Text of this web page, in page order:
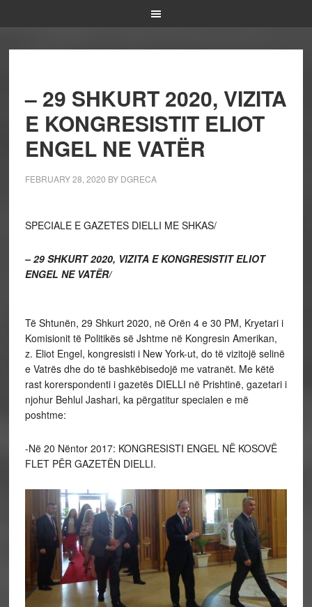
– 29 SHKURT 2020, VIZITA
E KONGRESISTIT ELIOT
ENGEL NE VATËR
FEBRUARY 28, 2020 BY DGRECA
SPECIALE E GAZETES DIELLI ME SHKAS/
– 29 SHKURT 2020, VIZITA E KONGRESISTIT ELIOT
ENGEL NE VATËR/
Të Shtunën, 29 Shkurt 2020, në Orën 4 e 30 PM, Kryetari i
Komisionit të Politikës së Jshtme në Kongresin Amerikan,
z. Eliot Engel, kongresisti i New York-ut, do të vizitojë selinë
e Vatrës dhe do të bashkëbisedojë me vatranët. Me këtë
rast korerspondenti i gazetës DIELLI në Prishtinë, gazetari i
njohur Behlul Jashari, ka përgatitur specialen e më
poshtme:
-Në 20 Nëntor 2017: KONGRESISTI ENGEL NË KOSOVË
FLET PËR GAZETËN DIELLI.